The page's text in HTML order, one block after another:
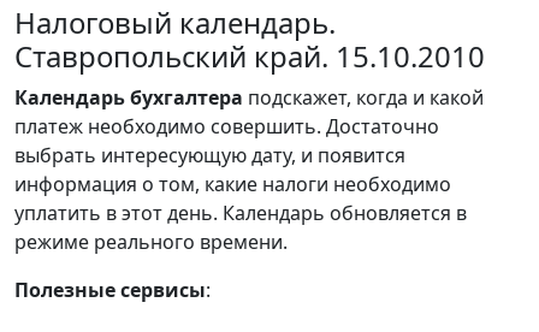
Налоговый календарь.
Ставропольский край. 15.10.2010
Календарьбухгалтера подскажет, когда и какой
платеж необходимо совершить. Достаточно
выбрать интересующую дату, и появится
информация о том, какие налоги необходимо
уплатить в этот день. Календарь обновляется в
режиме реального времени.
Полезные сервисы: